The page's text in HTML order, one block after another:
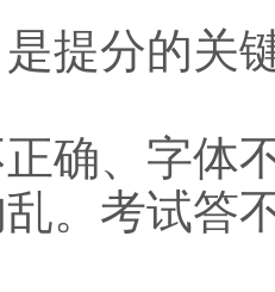
提分的关
确、字体
。考试答